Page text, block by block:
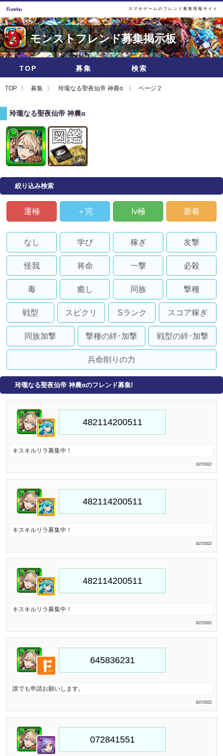
スマホゲームのフレンド募集情報サイト
モンストフレンド募集掲示板
TOP 募集 検索
TOP 募集 玲瓏なる聖夜仙帝 神農α ページ 2
玲瓏なる聖夜仙帝 神農α
絞り込み検索
運極 ＋完 lv極 新着
なし 学び 稼ぎ 友撃
怪我 将命 一撃 必殺
毒 癒し 同族 撃種
戦型 スピクリ Sランク スコア稼ぎ
同族加撃 撃種の絆･加撃 戦型の絆･加撃
兵命削りの力
玲瓏なる聖夜仙帝 神農αのフレンド募集!
キスキルリラ募集中！
3/27/2022
キスキルリラ募集中！
3/27/2022
キスキルリラ募集中！
3/27/2022
誰でも申請お願いします。
3/27/2022